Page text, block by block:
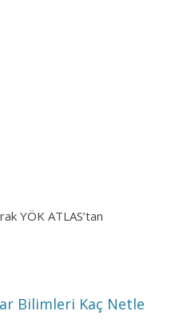
YÖK ATLAS’tan
Bilimleri Kaç Netle